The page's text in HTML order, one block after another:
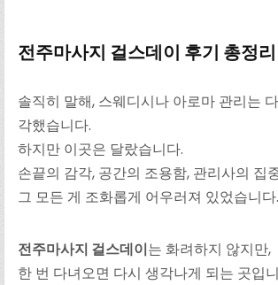
전주마사지 걸스데이 후기 총정리
솔직히 말해, 스웨디시나 아로마 관리는
각했습니다.
하지만 이곳은 달랐습니다.
손끝의 감각, 공간의 조용함, 관리사의 집
그 모든 게 조화롭게 어우러져 있었습니다.
전주마사지 걸스데이는 화려하지 않지만,
한 번 다녀오면 다시 생각나게 되는 곳입